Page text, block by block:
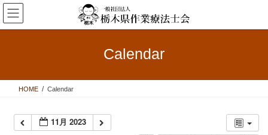
コ
ン
テ
ス
ナ
ビ
ゲ
ン
Calendar
HOME Calendar
11月 2023